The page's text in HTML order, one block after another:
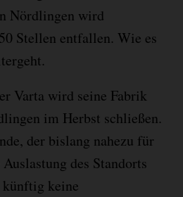
Nördlingen wird
Stellen entfallen. Wie es
Varta wird seine Fabrik
im Herbst schließen.
der bislang nahezu für
des Standorts
künftig keine